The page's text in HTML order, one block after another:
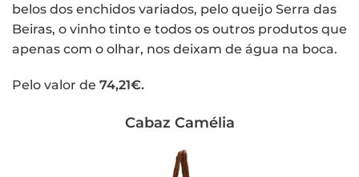
belos dos enchidos variados, pelo queijo Serra das
Beiras, o vinho tinto e todos os outros produtos que
apenas com o olhar, nos deixam de água na boca.
Pelo valor de 74,21€.
Cabaz Camélia